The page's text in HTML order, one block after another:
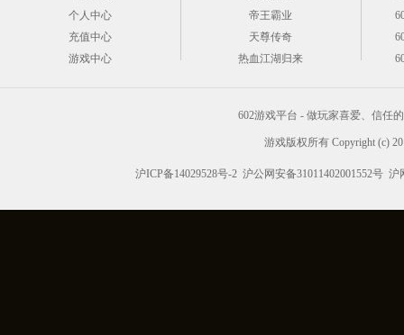
个人中心
充值中心
游戏中心
帝王霸业
天尊传奇
热血江湖归来
602游戏平台 - 做玩家喜爱、信任
游戏版权所有 Copyright (c)
沪ICP备14029528号-2 沪公网安备31011402001552号 沪